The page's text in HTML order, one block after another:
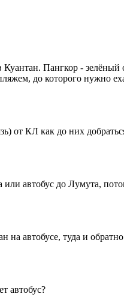
Пангкор -
до которого нужно
от КЛ как до них
автобус до Лумута,
на автобусе, туда и
автобус?